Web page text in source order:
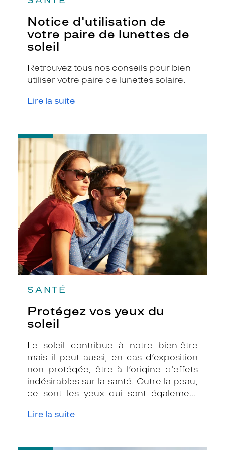
Notice d'utilisation de
votre paire de lunettes de
soleil
Retrouvez tous nos conseils pour bien
utiliser votre paire de lunettes solaire.
Lire la suite
SANTÉ
Protégez vos yeux du
soleil
Le soleil contribue à notre bien-être
mais il peut aussi, en cas d’exposition
non protégée, être à l’origine d’effets
indésirables sur la santé. Outre la peau,
ce sont les yeux qui sont également
ultraviolets (UV). Même si le soleil se fait
Lire la suite
-
Protégez
vos
yeux
du
soleil